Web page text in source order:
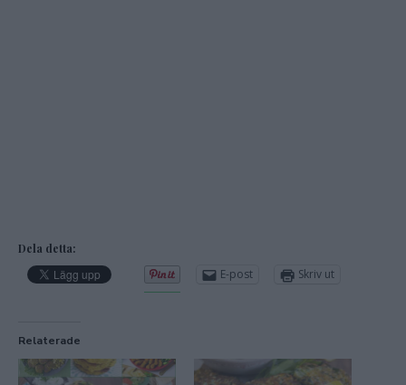
Dela detta:
E-post Skriv ut
Relaterade